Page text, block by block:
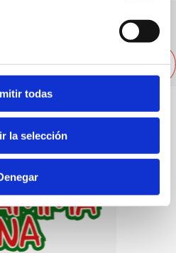
todas
la selección
à proximité